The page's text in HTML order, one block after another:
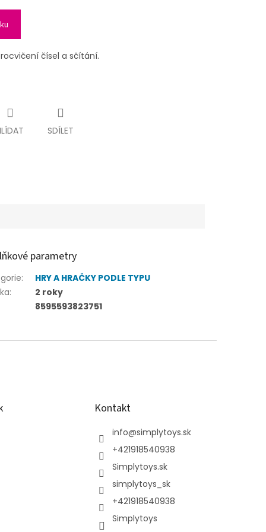
čísel a sčítání.
SDÍLET
parametry
:
HRY A HRAČKY PODLE TYPU
:
2 roky
8595593823751
Kontakt
info@simplytoys.sk
+421918540938
Simplytoys.sk
simplytoys_sk
+421918540938
Simplytoys